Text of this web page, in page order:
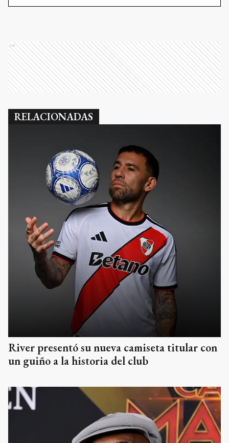
Ads
RELACIONADAS
River presentó su nueva camiseta titular con
un guiño a la historia del club